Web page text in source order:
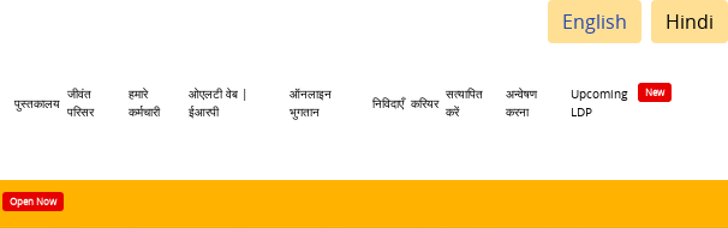
English Hindi
पुस्तकालय
जीवंत
परिसर
हमारे
कर्मचारी
ओएलटी वेब |
ईआरपी
ऑनलाइन
भुगतान
निविदाएँ करियर
सत्यापित
करें
अन्वेषण
करना
Upcoming
LDP